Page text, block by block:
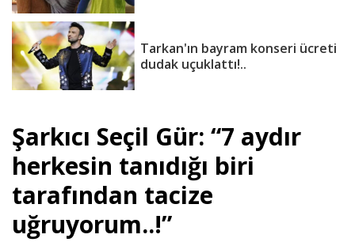
Tarkan'ın bayram konseri ücreti
dudak uçuklattı!..
Şarkıcı Seçil Gür: “7 aydır
herkesin tanıdığı biri
tarafından tacize
uğruyorum..!”